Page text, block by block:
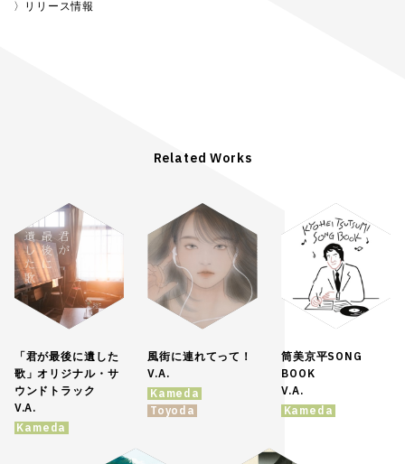
リリース情報
Related Works
「君が最後に遺した
歌」オリジナル・サ
ウンドトラック
V.A.
Kameda
風街に連れてって！
V.A.
Kameda
Toyoda
筒美京平SONG
BOOK
V.A.
Kameda